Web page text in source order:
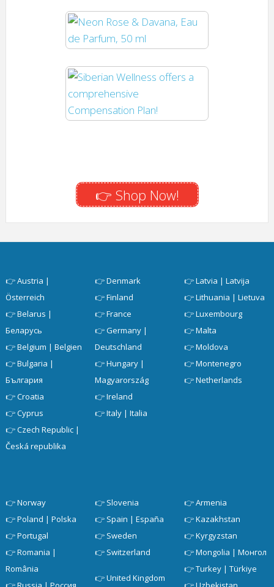
👉 Shop Now!
👉Austria |
Österreich
👉Belarus |
Беларусь
👉Belgium | Belgien
👉Bulgaria |
България
👉Croatia
👉Cyprus
👉Czech Republic |
Česká republika
👉Denmark
👉Finland
👉France
👉Germany |
Deutschland
👉Hungary |
Magyarország
👉Ireland
👉Italy | Italia
👉Latvia | Latvija
👉Lithuania | Lietuva
👉Luxembourg
👉Malta
👉Moldova
👉Montenegro
👉Netherlands
👉Norway
👉Poland | Polska
👉Portugal
👉Romania |
România
👉 Slovenia
👉 Spain | España
👉 Sweden
👉 Switzerland
👉United Kingdom
👉Armenia
👉Kazakhstan
👉Kyrgyzstan
👉Mongolia | Монгол
👉Turkey | Türkiye